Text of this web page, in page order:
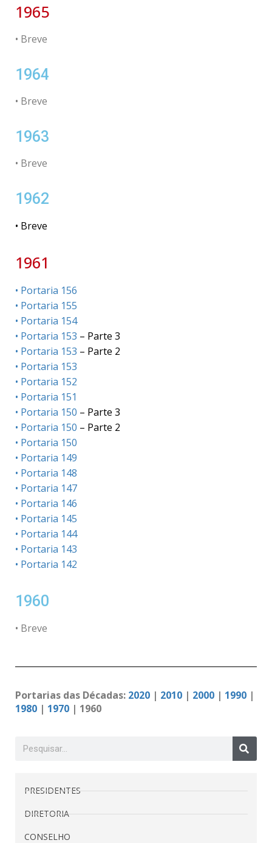
1965
• Breve
1964
• Breve
1963
• Breve
1962
• Breve
1961
• Portaria 156
• Portaria 155
• Portaria 154
• Portaria 153 – Parte 3
• Portaria 153 – Parte 2
• Portaria 153
• Portaria 152
• Portaria 151
• Portaria 150 – Parte 3
• Portaria 150 – Parte 2
• Portaria 150
• Portaria 149
• Portaria 148
• Portaria 147
• Portaria 146
• Portaria 145
• Portaria 144
• Portaria 143
• Portaria 142
1960
• Breve
Portarias das Décadas: 2020 | 2010 | 2000 | 1990 |
1980 | 1970 | 1960
PRESIDENTES
DIRETORIA
CONSELHO